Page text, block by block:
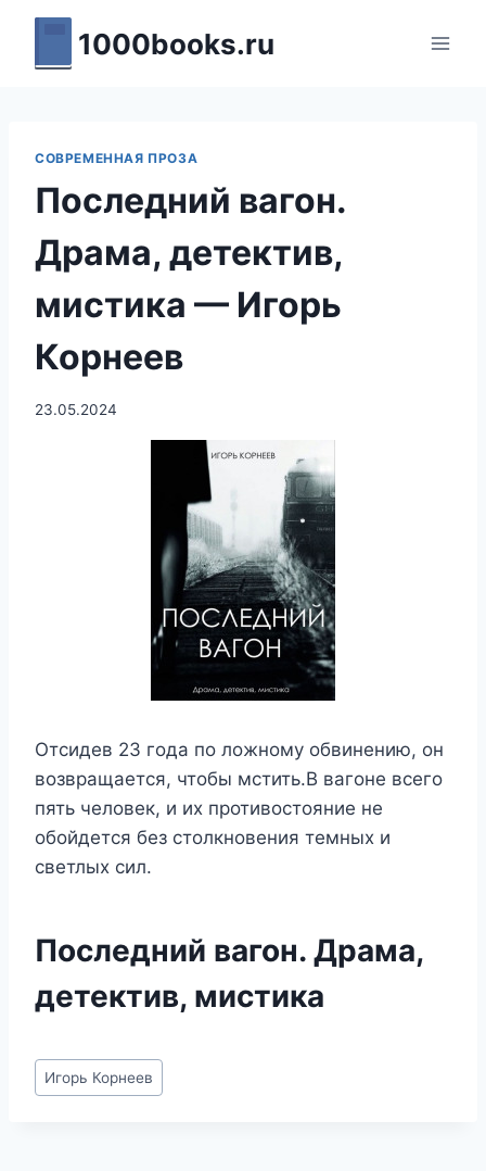
Перейти
содержимому
1000books.ru
СОВРЕМЕННАЯ ПРОЗА
Последний вагон.
Драма, детектив,
мистика — Игорь
Корнеев
23.05.2024
Отсидев 23 года по ложному обвинению, он
возвращается, чтобы мстить.В вагоне всего
пять человек, и их противостояние не
обойдется без столкновения темных и
светлых сил.
Последний вагон. Драма,
детектив, мистика
Метки
записи:
Игорь Корнеев